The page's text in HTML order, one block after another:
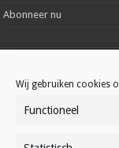
Wij gebruiken cookies
Functioneel
Abonneer nu
Algemene